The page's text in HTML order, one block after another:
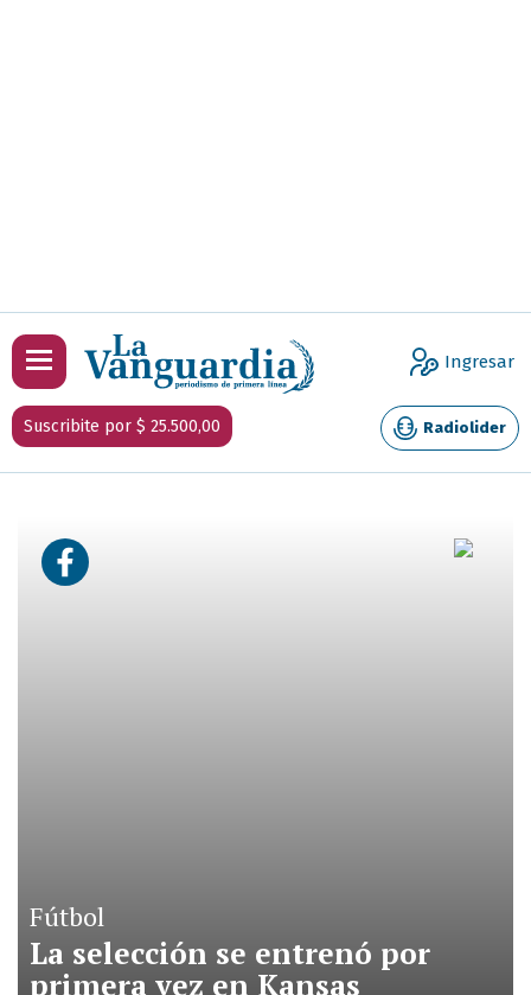
Ingresar
Suscribite por $ 25.500,00 Radiolider
Fútbol
La selección se entrenó por
primera vez en Kansas